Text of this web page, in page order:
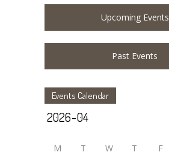
Upcoming Events
Past Events
Events Calendar
M T W T F